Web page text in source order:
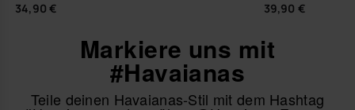
34,90 €
39,90 €
Markiere uns mit
#Havaianas
Teile deinen Havaianas-Stil mit dem Hashtag